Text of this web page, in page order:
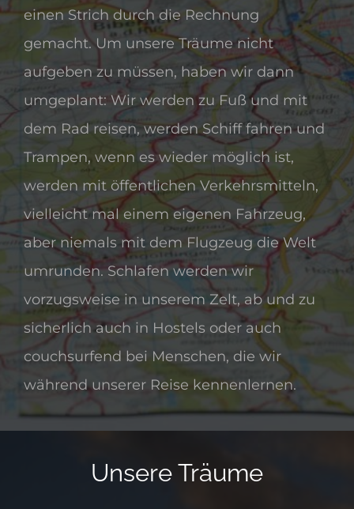
einen Strich durch die Rechnung
gemacht. Um unsere Träume nicht
aufgeben zu müssen, haben wir dann
umgeplant: Wir werden zu Fuß und mit
dem Rad reisen, werden Schiff fahren und
Trampen, wenn es wieder möglich ist,
werden mit öffentlichen Verkehrsmitteln,
vielleicht mal einem eigenen Fahrzeug,
aber niemals mit dem Flugzeug die Welt
umrunden. Schlafen werden wir
vorzugsweise in unserem Zelt, ab und zu
sicherlich auch in Hostels oder auch
couchsurfend bei Menschen, die wir
während unserer Reise kennenlernen.
Unsere Träume